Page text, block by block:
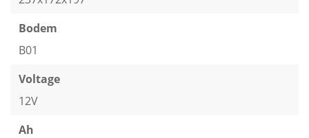
Bodem
B01
Voltage
12V
Ah